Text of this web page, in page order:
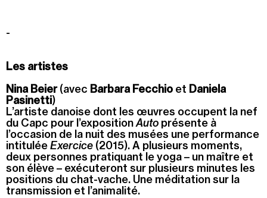
-
Les artistes
Nina Beier(avec Barbara Fecchio et Daniela
Pasinetti)
L’artiste danoise dont les œuvres occupent la nef
du Capc pour l’expositionAuto présente à
l’occasion de la nuit des musées une performance
intituléeExercice (2015). A plusieurs moments,
deux personnes pratiquant le yoga – un maître et
son élève – exécuteront sur plusieurs minutes les
positions du chat-vache. Une méditation sur la
transmission et l’animalité.